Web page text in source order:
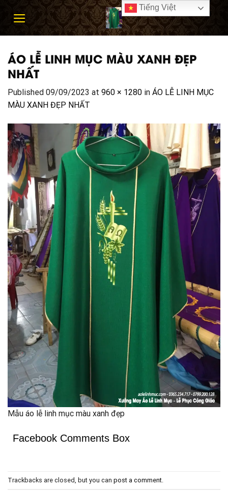
ÁO LỄ LINH MỤC MÀU XANH ĐẸP
NHẤT
Published 09/09/2023 at 960 × 1280 in ÁO LỄ LINH MỤC
MÀU XANH ĐẸP NHẤT
Mẫu áo lễ linh mục màu xanh đẹp
Facebook Comments Box
Trackbacks are closed, but you can post a comment
Tiếng Việt